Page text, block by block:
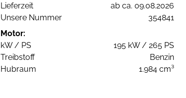
Lieferzeit
ab ca. 09.08.2026
Unsere Nummer
354841
Motor:
kW / PS
195 kW / 265 PS
Treibstoff
Benzin
Hubraum
1.984 cm³